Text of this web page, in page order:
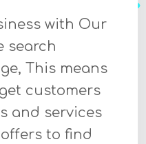
with Our
search
This means
customers
and services
to find